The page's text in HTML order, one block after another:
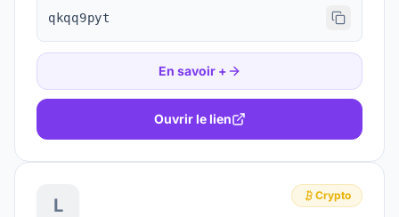
qkqq9pyt
En savoir +
Ouvrir le lien
L Crypto